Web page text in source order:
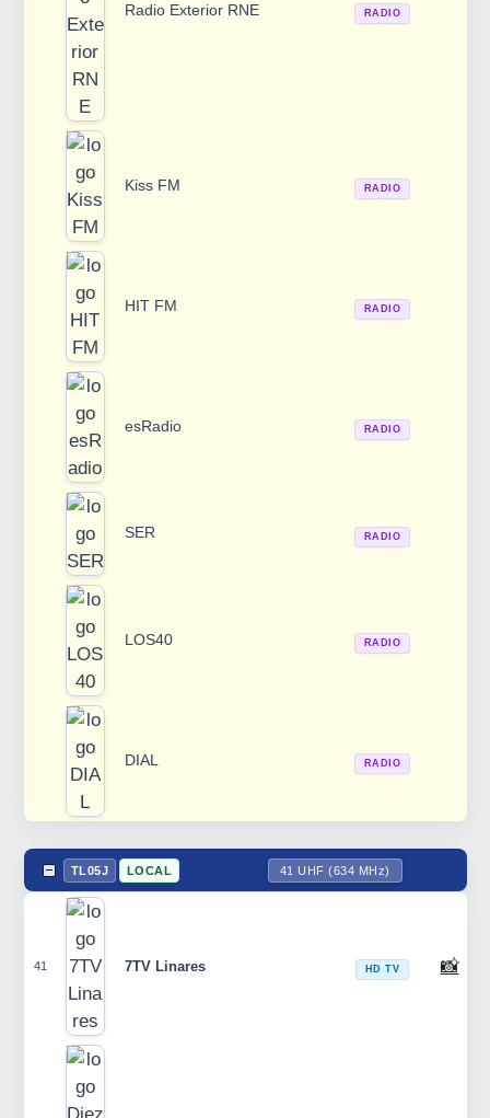
Radio Exterior RNE RADIO
Kiss FM RADIO
HIT FM RADIO
esRadio RADIO
SER RADIO
LOS40 RADIO
DIAL RADIO
TL05J LOCAL 41 UHF (634 MHz)
41 7TV Linares HD TV 📸